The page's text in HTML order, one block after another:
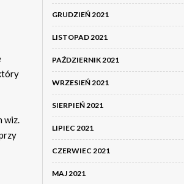
wiz.
GRUDZIEŃ 2021
LISTOPAD 2021
PAŹDZIERNIK 2021
WRZESIEŃ 2021
SIERPIEŃ 2021
LIPIEC 2021
CZERWIEC 2021
MAJ 2021